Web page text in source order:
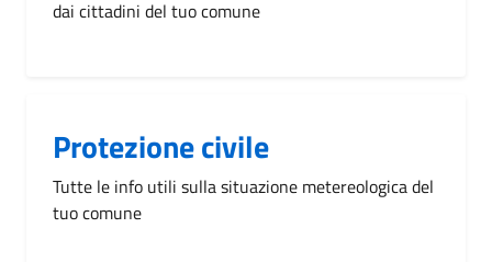
dai cittadini del tuo comune
Protezione civile
Tutte le info utili sulla situazione metereologica del
tuo comune